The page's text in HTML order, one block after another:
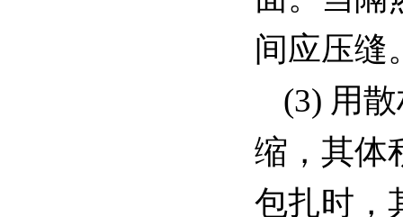
间应压缝
(3) 用
缩，其体
包扎时，